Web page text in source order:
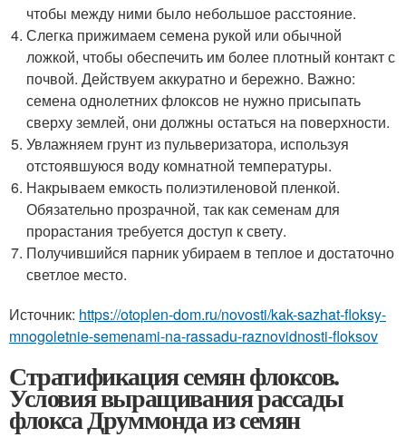
чтобы между ними было небольшое расстояние.
Слегка прижимаем семена рукой или обычной
ложкой, чтобы обеспечить им более плотный контакт с
почвой. Действуем аккуратно и бережно. Важно:
семена однолетних флоксов не нужно присыпать
сверху землей, они должны остаться на поверхности.
Увлажняем грунт из пульверизатора, используя
отстоявшуюся воду комнатной температуры.
Накрываем емкость полиэтиленовой пленкой.
Обязательно прозрачной, так как семенам для
прорастания требуется доступ к свету.
Получившийся парник убираем в теплое и достаточно
светлое место.
Источник: https://otoplen-dom.ru/novosti/kak-sazhat-floksy-
mnogoletnie-semenami-na-rassadu-raznovidnosti-floksov
Стратификация семян флоксов.
Условия выращивания рассады
флокса Друммонда из семян